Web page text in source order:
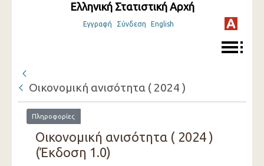
Ελληνική Στατιστική Αρχή
Εγγραφή Σύνδεση English
Οικονομική ανισότητα ( 2024 )
Πληροφορίες
Οικονομική ανισότητα ( 2024 )
(Έκδοση 1.0)